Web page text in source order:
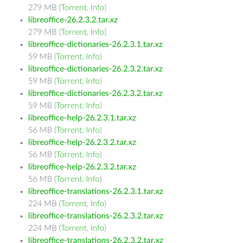
279 MB (Torrent, Info)
libreoffice-26.2.3.2.tar.xz
279 MB (Torrent, Info)
libreoffice-dictionaries-26.2.3.1.tar.xz
59 MB (Torrent, Info)
libreoffice-dictionaries-26.2.3.2.tar.xz
59 MB (Torrent, Info)
libreoffice-dictionaries-26.2.3.2.tar.xz
59 MB (Torrent, Info)
libreoffice-help-26.2.3.1.tar.xz
56 MB (Torrent, Info)
libreoffice-help-26.2.3.2.tar.xz
56 MB (Torrent, Info)
libreoffice-help-26.2.3.2.tar.xz
56 MB (Torrent, Info)
libreoffice-translations-26.2.3.1.tar.xz
224 MB (Torrent, Info)
libreoffice-translations-26.2.3.2.tar.xz
224 MB (Torrent, Info)
libreoffice-translations-26.2.3.2.tar.xz